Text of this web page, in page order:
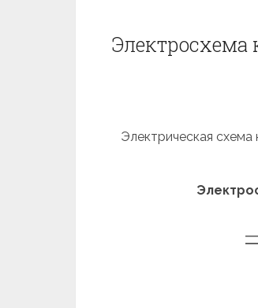
Электросхема
Электрическая схема